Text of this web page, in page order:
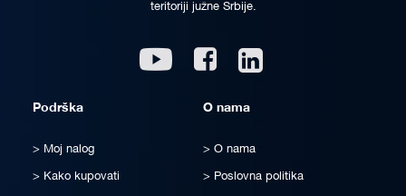
teritoriji južne Srbije.
Youtube Facebook
Podrška
Moj nalog
Kako kupovati
O nama
O nama
Poslovna politika